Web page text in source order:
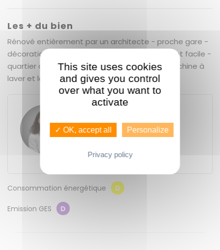
Les + du bien
Rénové entièrement par un architecte - proche gare -
décoration soignée - lumineux - stationnement facile -
quartier commerçant - proche transport - machine à
laver et lave vaisselle -
GUENNO - GUENNO LOCATION
11 place du Bas des Lices
Contacter l'agence
Consommation énergétique D
Emission GES D
This site uses cookies
and gives you control
over what you want to
activate
✓ OK, accept all Personalize
Privacy policy